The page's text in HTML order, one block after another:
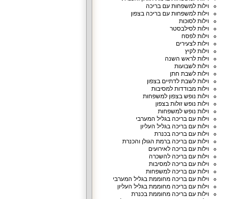
וילות למשפחות עם בריכה
וילות למשפחות עם בריכה בצפון
וילות לסוכות
וילות לסילבסטר
וילות לפסח
וילות לצעירים
וילות לקיץ
וילות לראש השנה
וילות לשבועות
וילות לשבת חתן
וילות לשבת לדתיים בצפון
וילות מבודדות למסיבות
וילות נופש בצפון למשפחות
וילות נופש זולות בצפון
וילות נופש למשפחות
וילות עם בריכה בגליל המערבי
וילות עם בריכה בגליל העליון
וילות עם בריכה בכנרת
וילות עם בריכה ברמת הגולן והכנרת
וילות עם בריכה לאירועים
וילות עם בריכה להשכרה
וילות עם בריכה למסיבות
וילות עם בריכה למשפחות
וילות עם בריכה מחוממת בגליל המערבי
וילות עם בריכה מחוממת בגליל העליון
וילות עם בריכה מחוממת בכנרת